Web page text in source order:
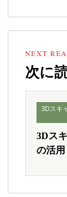
NEXT
次に
3Dスキ
3Dス
の活